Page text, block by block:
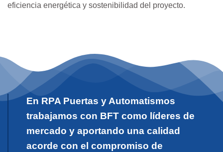
eficiencia energética y sostenibilidad del proyecto.
En RPA Puertas y Automatismos
trabajamos con BFT como líderes de
mercado y aportando una calidad
acorde con el compromiso de